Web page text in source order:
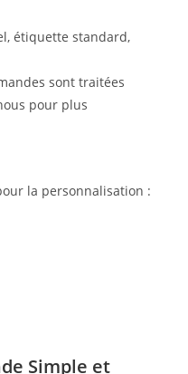
étiquette standard,
sont traitées
pour plus
la personnalisation :
Simple et